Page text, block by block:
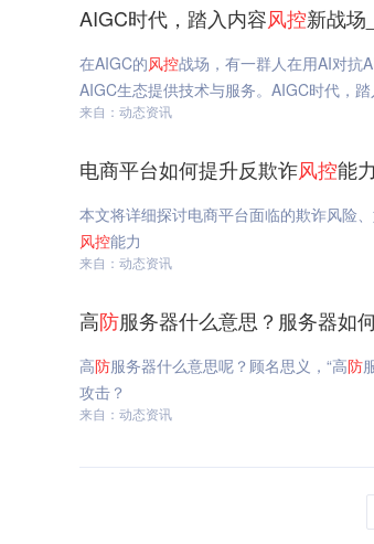
AIGC时代，踏入内容风控新战场
在AIGC的风控战场，有一群人在用AI对抗
AIGC生态提供技术与服务。AIGC时代，
来自：动态资讯
电商平台如何提升反欺诈风控能
本文将详细探讨电商平台面临的欺诈风险
风控能力
来自：动态资讯
高防服务器什么意思？服务器如
高防服务器什么意思呢？顾名思义，“高防
攻击？
来自：动态资讯